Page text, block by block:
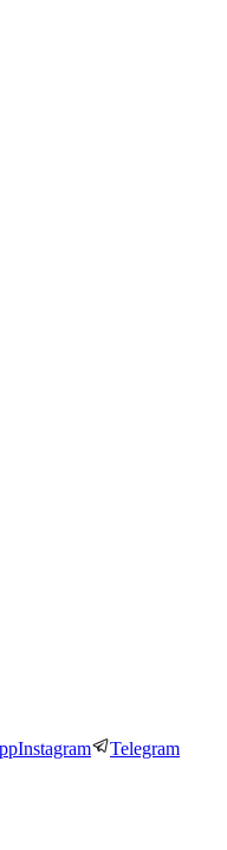
Instagram Telegram